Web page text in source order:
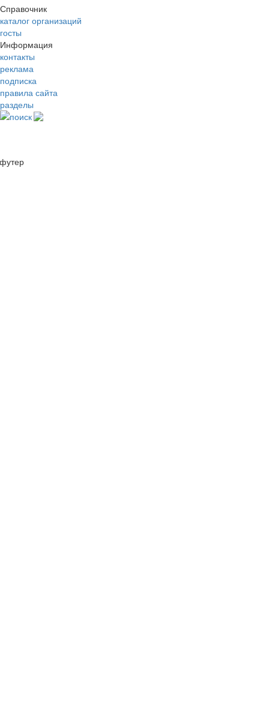
Справочник
каталог организаций
госты
Информация
контакты
реклама
подписка
правила сайта
разделы
поиск
футер